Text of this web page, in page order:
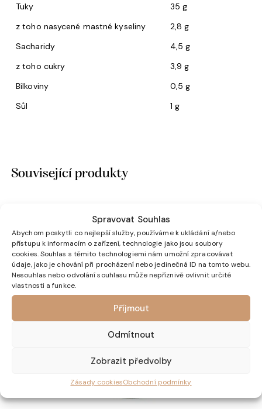
Spravovat Souhlas
Abychom poskytli co nejlepší služby, používáme k ukládání a/nebo
přístupu k informacím o zařízení, technologie jako jsou soubory
cookies. Souhlas s těmito technologiemi nám umožní zpracovávat
údaje, jako je chování při procházení nebo jedinečná ID na tomto webu.
Nesouhlas nebo odvolání souhlasu může nepříznivě ovlivnit určité
vlastnosti a funkce.
Příjmout
Odmítnout
Zobrazit předvolby
Zásady cookiesObchodní podmínky
Tuky
35 g
z toho nasycené mastné kyseliny
2,8 g
Sacharidy
4,5 g
z toho cukry
3,9 g
Bílkoviny
0,5 g
Sůl
1 g
Související produkty